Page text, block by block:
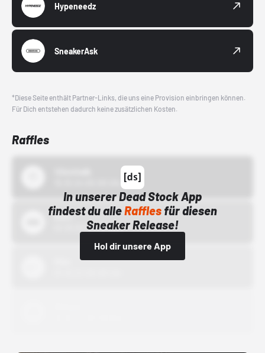
Hypeneedz
SneakerAsk
*Diese Seite enthält Partner-Links, die uns eine Provision einbringen können.
Für Dich entstehen dadurch keine zusätzlichen Kosten.
Raffles
In unserer Dead Stock App
findest du alleRafflesfür diesen
Sneaker Release!
Hol dir unsere App
Bstn
01.10.22 00:00 Uhr